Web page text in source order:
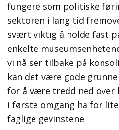
fungere som politiske
sektoren i lang tid
svært viktig å holde fast
enkelte
vi nå ser tilbake på
kan det være gode
for å være tredd ned over
i første omgang ha for
faglige gevinstene.